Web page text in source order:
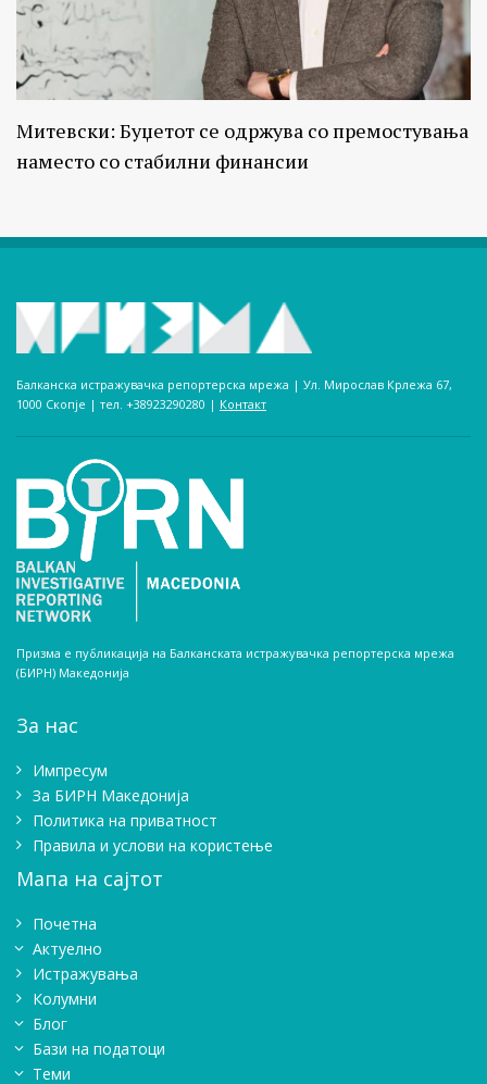
Митевски: Буџетот се одржува со премостувања
наместо со стабилни финансии
Балканска истражувачка репортерска мрежа | Ул. Мирослав Крлежа 67,
1000 Скопје | тел. +38923290280­ | Контакт
Призма е публикација на Балканската истражувачка репортерска мрежа
(БИРН) Македонија
За нас
Импресум
Зa БИРН Македонија
Политика на приватност
Правила и услови на користење
Мапа на сајтот
Почетна
Актуелно
Истражувањa
Колумни
Блог
Бази на податоци
Теми